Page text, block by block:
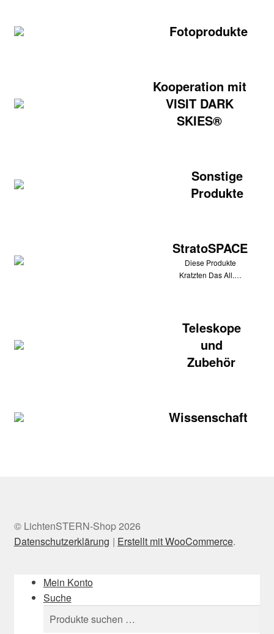
Fotoprodukte
Kooperation mit
VISIT DARK
SKIES®
Sonstige
Produkte
StratoSPACE
Diese Produkte
Kratzten Das All.…
Teleskope
und
Zubehör
Wissenschaft
© LichtenSTERN-Shop 2026
Datenschutzerklärung
Erstellt mit WooCommerce.
Mein Konto
Suche
Suchen
nach:
Suchen